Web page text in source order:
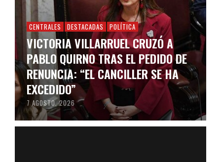
CENTRALES DESTACADAS POLÍTICA
VICTORIA VILLARRUEL CRUZÓ A
PABLO QUIRNO TRAS EL PEDIDO DE
RENUNCIA: “EL CANCILLER SE HA
EXCEDIDO”
7 AGOSTO, 2026